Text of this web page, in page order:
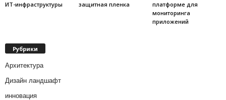
ИТ-инфраструктуры
защитная пленка
платформе для
мониторинга
приложений
Рубрики
Архитектура
Дизайн ландшафт
инновация